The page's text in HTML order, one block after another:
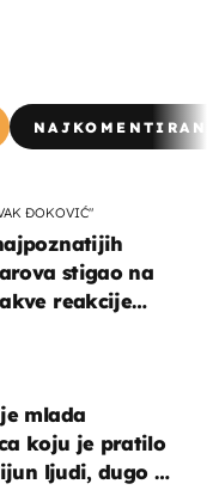
ĐOKOVIĆ"
stigao na
reakcije
mlada
koju je pratilo
ljudi, dugo se